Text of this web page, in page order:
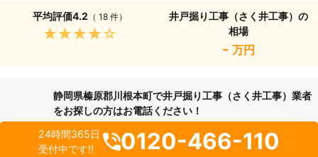
平均評価4.2 （ 18 件）
★★★★★
井戸掘り工事（さく井工事）の
相場
- 万円
静岡県榛原郡川根本町で井戸掘り工事（さく井工事）業者
をお探しの方はお電話ください！
24時間365日
受付中です!!
0120-466-110